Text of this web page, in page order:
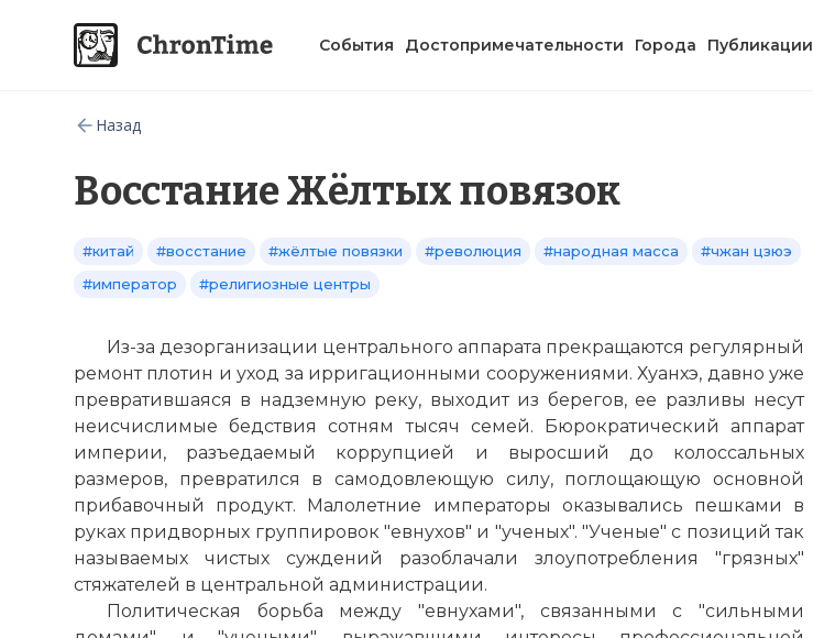
События Достопримечательности Города Публикации
Назад
Восстание Жёлтых повязок
#китай #восстание #жёлтые повязки #революция #народная масса
#чжан цзюэ
#император
#религиозные центры
Из-за дезорганизации центрального аппарата прекращаются регулярный
ремонт плотин и уход за ирригационными сооружениями. Хуанхэ, давно уже
превратившаяся в надземную реку, выходит из берегов, ее разливы несут
неисчислимые бедствия сотням тысяч семей. Бюрократический аппарат
империи, разъедаемый коррупцией и выросший до колоссальных
размеров, превратился в самодовлеющую силу, поглощающую основной
прибавочный продукт. Малолетние императоры оказывались пешками в
руках придворных группировок "евнухов" и "ученых". "Ученые" с позиций так
называемых чистых суждений разоблачали злоупотребления "грязных"
стяжателей в центральной администрации.
Политическая борьба между "евнухами", связанными с "сильными